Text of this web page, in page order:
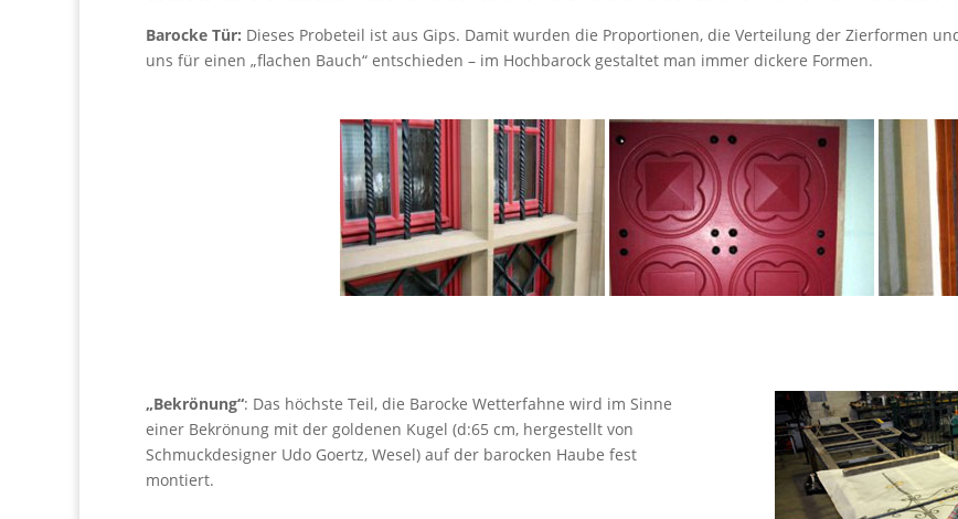
Barocke Tür: Dieses Probeteil ist aus Gips. Damit wurden die Proportionen, die Verteilung der Zierformen
uns für einen „flachen Bauch“ entschieden – im Hochbarock gestaltet man immer dickere Formen.
„Bekrönung“: Das höchste Teil, die Barocke Wetterfahne wird im Sinne
einer Bekrönung mit der goldenen Kugel (d:65 cm, hergestellt von
Schmuckdesigner Udo Goertz, Wesel) auf der barocken Haube fest
montiert.